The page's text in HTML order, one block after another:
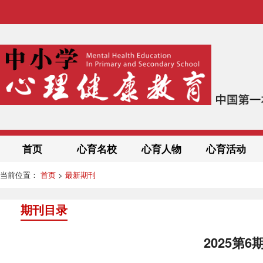
首页 心育名校 心育人物 心育活动
当前位置： 首页 > 最新期刊
期刊目录
2025第6